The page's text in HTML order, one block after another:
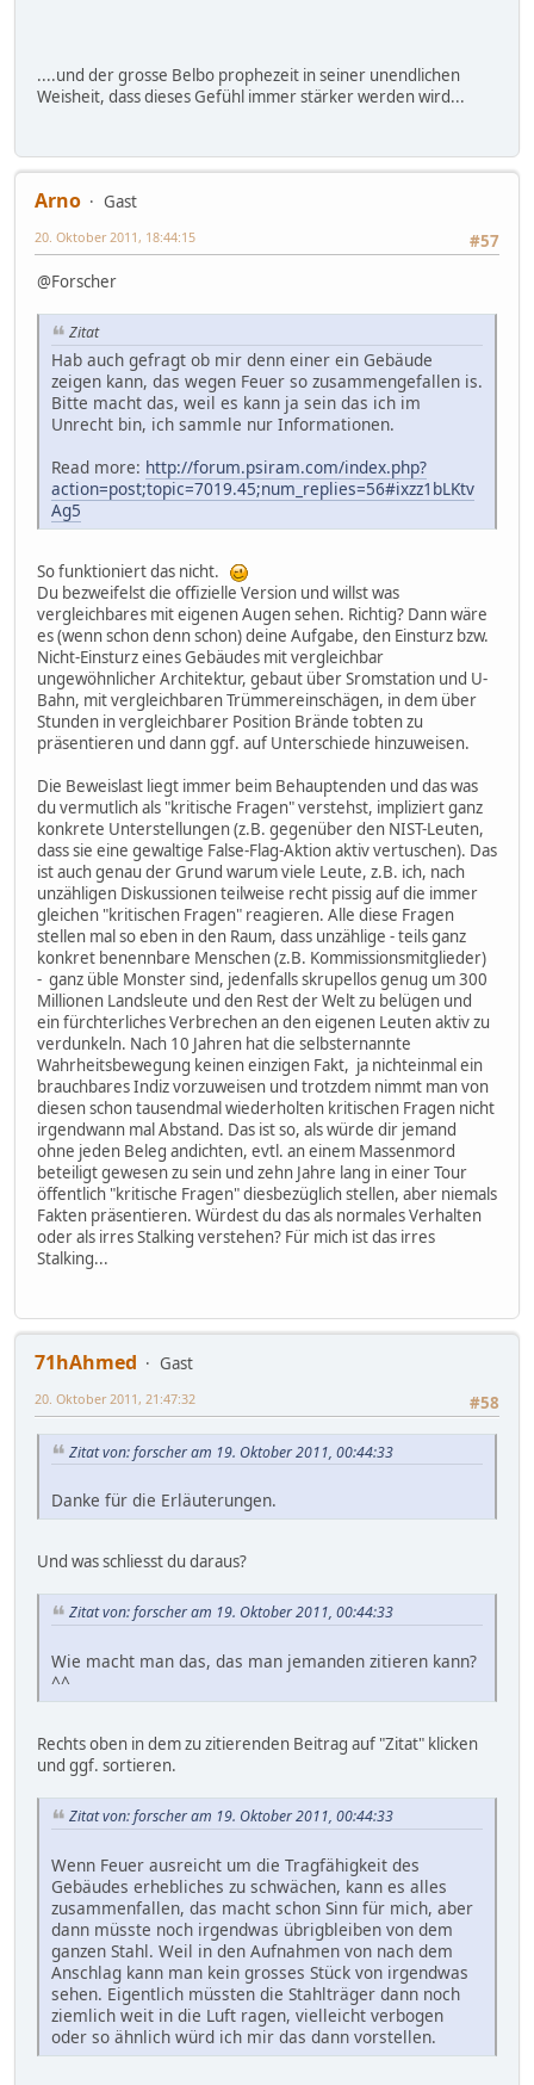
....und der grosse Belbo prophezeit in seiner unendlichen
Weisheit, dass dieses Gefühl immer stärker werden wird...
Arno
Gast
#57
20. Oktober 2011, 18:44:15
@Forscher
Zitat
Hab auch gefragt ob mir denn einer ein Gebäude
zeigen kann, das wegen Feuer so zusammengefallen is.
Bitte macht das, weil es kann ja sein das ich im
Unrecht bin, ich sammle nur Informationen.
Read more: http://forum.psiram.com/index.php?
action=post;topic=7019.45;num_replies=56#ixzz1bLKtv
Ag5
So funktioniert das nicht.
Du bezweifelst die offizielle Version und willst was
vergleichbares mit eigenen Augen sehen. Richtig? Dann wäre
es (wenn schon denn schon) deine Aufgabe, den Einsturz bzw.
Nicht-Einsturz eines Gebäudes mit vergleichbar
ungewöhnlicher Architektur, gebaut über Sromstation und U-
Bahn, mit vergleichbaren Trümmereinschägen, in dem über
Stunden in vergleichbarer Position Brände tobten zu
präsentieren und dann ggf. auf Unterschiede hinzuweisen.
Die Beweislast liegt immer beim Behauptenden und das was
du vermutlich als "kritische Fragen" verstehst, impliziert ganz
konkrete Unterstellungen (z.B. gegenüber den NIST-Leuten,
dass sie eine gewaltige False-Flag-Aktion aktiv vertuschen). Das
ist auch genau der Grund warum viele Leute, z.B. ich, nach
unzähligen Diskussionen teilweise recht pissig auf die immer
gleichen "kritischen Fragen" reagieren. Alle diese Fragen
stellen mal so eben in den Raum, dass unzählige - teils ganz
konkret benennbare Menschen (z.B. Kommissionsmitglieder)
- ganz üble Monster sind, jedenfalls skrupellos genug um 300
Millionen Landsleute und den Rest der Welt zu belügen und
ein fürchterliches Verbrechen an den eigenen Leuten aktiv zu
verdunkeln. Nach 10 Jahren hat die selbsternannte
Wahrheitsbewegung keinen einzigen Fakt, ja nichteinmal ein
brauchbares Indiz vorzuweisen und trotzdem nimmt man von
diesen schon tausendmal wiederholten kritischen Fragen nicht
irgendwann mal Abstand. Das ist so, als würde dir jemand
ohne jeden Beleg andichten, evtl. an einem Massenmord
beteiligt gewesen zu sein und zehn Jahre lang in einer Tour
öffentlich "kritische Fragen" diesbezüglich stellen, aber niemals
Fakten präsentieren. Würdest du das als normales Verhalten
oder als irres Stalking verstehen? Für mich ist das irres
Stalking...
71hAhmed
Gast
#58
20. Oktober 2011, 21:47:32
Zitat von: forscher am 19. Oktober 2011, 00:44:33
Danke für die Erläuterungen.
Und was schliesst du daraus?
Zitat von: forscher am 19. Oktober 2011, 00:44:33
Wie macht man das, das man jemanden zitieren kann?
^^
Rechts oben in dem zu zitierenden Beitrag auf "Zitat" klicken
und ggf. sortieren.
Zitat von: forscher am 19. Oktober 2011, 00:44:33
Wenn Feuer ausreicht um die Tragfähigkeit des
Gebäudes erhebliches zu schwächen, kann es alles
zusammenfallen, das macht schon Sinn für mich, aber
dann müsste noch irgendwas übrigbleiben von dem
ganzen Stahl. Weil in den Aufnahmen von nach dem
Anschlag kann man kein grosses Stück von irgendwas
sehen. Eigentlich müssten die Stahlträger dann noch
ziemlich weit in die Luft ragen, vielleicht verbogen
oder so ähnlich würd ich mir das dann vorstellen.